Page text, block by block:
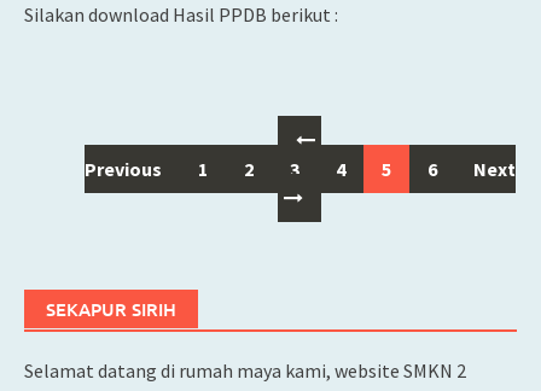
Silakan download Hasil PPDB berikut :
navigation
Previous 1 2 3 4 5 6 Next
SEKAPUR SIRIH
Selamat datang di rumah maya kami, website SMKN 2